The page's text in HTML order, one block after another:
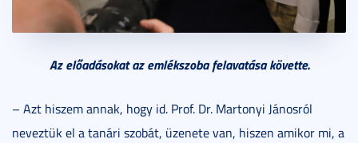
Az előadásokat az emlékszoba felavatása követte.
– Azt hiszem annak, hogy id. Prof. Dr. Martonyi Jánosról
neveztük el a tanári szobát, üzenete van, hiszen amikor mi, a